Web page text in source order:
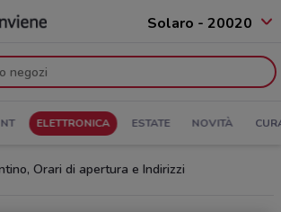
Solaro - 20020
ELETTRONICA ESTATE NOVITÀ
Orari di apertura e Indirizzi